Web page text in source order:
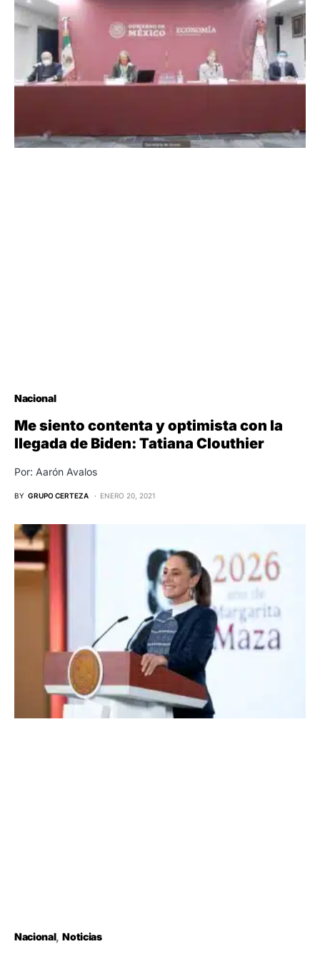
Nacional
Me siento contenta y optimista con la
llegada de Biden: Tatiana Clouthier
Por: Aarón Avalos
BY GRUPO CERTEZA ENERO 20, 2021
Nacional Noticias